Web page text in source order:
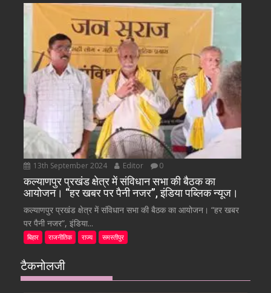
13th September 2024 Editor 0
कल्याणपुर प्रखंड क्षेत्र में संविधान सभा की बैठक का
आयोजन। “हर खबर पर पैनी नजर”, इंडिया पब्लिक न्यूज।
कल्याणपुर प्रखंड क्षेत्र में संविधान सभा की बैठक का आयोजन। “हर खबर
पर पैनी नजर”, इंडिया...
बिहार राजनीतिक राज्य समस्तीपुर
टैकनोलजी